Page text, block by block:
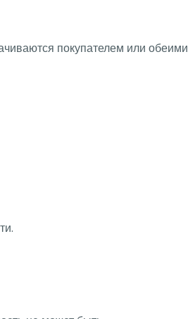
покупателем или обеими